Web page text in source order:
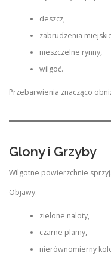
deszcz,
zabrudzenia
nieszczelne rynny,
wilgoć.
Przebarwienia znacząco
Glony i Grzyby
Wilgotne powierzchnie
Objawy:
zielone naloty,
czarne plamy,
nierównomierny